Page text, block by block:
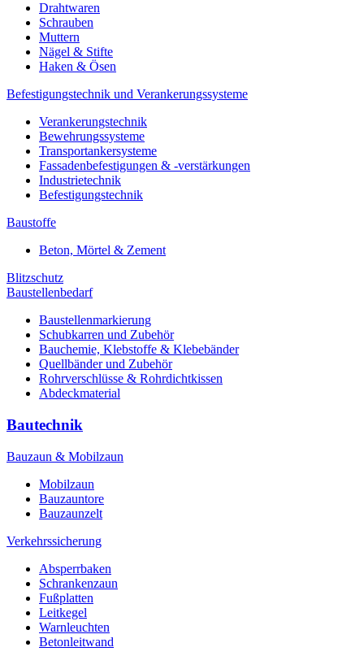
Drahtwaren
Schrauben
Muttern
Nägel & Stifte
Haken & Ösen
Befestigungstechnik und Verankerungssysteme
Verankerungstechnik
Bewehrungssysteme
Transportankersysteme
Fassadenbefestigungen & -verstärkungen
Industrietechnik
Befestigungstechnik
Baustoffe
Beton, Mörtel & Zement
Blitzschutz
Baustellenbedarf
Baustellenmarkierung
Schubkarren und Zubehör
Bauchemie, Klebstoffe & Klebebänder
Quellbänder und Zubehör
Rohrverschlüsse & Rohrdichtkissen
Abdeckmaterial
Bautechnik
Bauzaun & Mobilzaun
Mobilzaun
Bauzauntore
Bauzaunzelt
Verkehrssicherung
Absperrbaken
Schrankenzaun
Fußplatten
Leitkegel
Warnleuchten
Betonleitwand